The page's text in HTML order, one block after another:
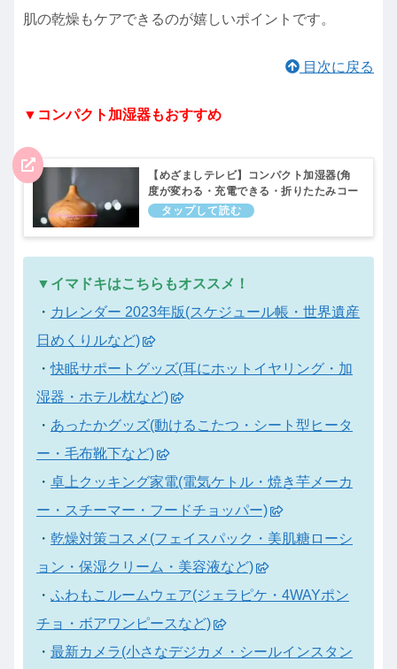
肌の乾燥もケアできるのが嬉しいポイントです。
目次に戻る
▼コンパクト加湿器もおすすめ
【めざましテレビ】コンパクト加湿器(角
度が変わる・充電できる・折りたたみコー
ドレス・LED炎の卓上加湿器など)イマド
▼イマドキはこちらもオススメ！
・ カレンダー 2023年版(スケジュール帳・世界遺産
日めくりルなど)
・快眠サポートグッズ(耳にホットイヤリング・加
湿器・ホテル枕など)
・ あったかグッズ(動けるこたつ・シート型ヒータ
ー・毛布靴下など)
・ 卓上クッキング家電(電気ケトル・焼き芋メーカ
ー・スチーマー・フードチョッパー)
・ 乾燥対策コスメ(フェイスパック・美肌糖ローシ
ョン・保湿クリーム・美容液など)
・ ふわもこルームウェア(ジェラピケ・4WAYポン
チョ・ボアワンピースなど)
・ 最新カメラ(小さなデジカメ・シールインスタン